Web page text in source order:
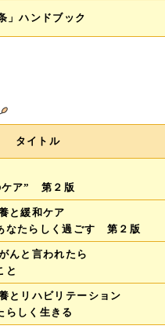
」ハンドブック
タイトル
ケア” 第２版
と緩和ケア
なたらしく過ごす 第２版
んと言われたら
と
とリハビリテーション
しく生きる